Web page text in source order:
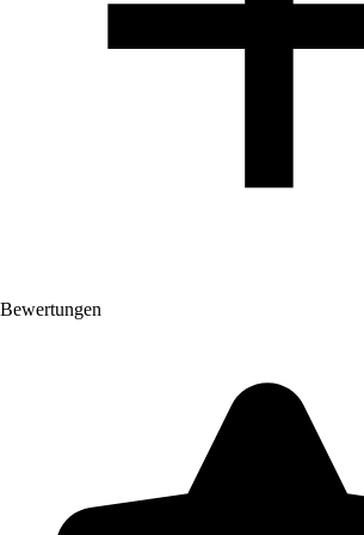
Bewertungen